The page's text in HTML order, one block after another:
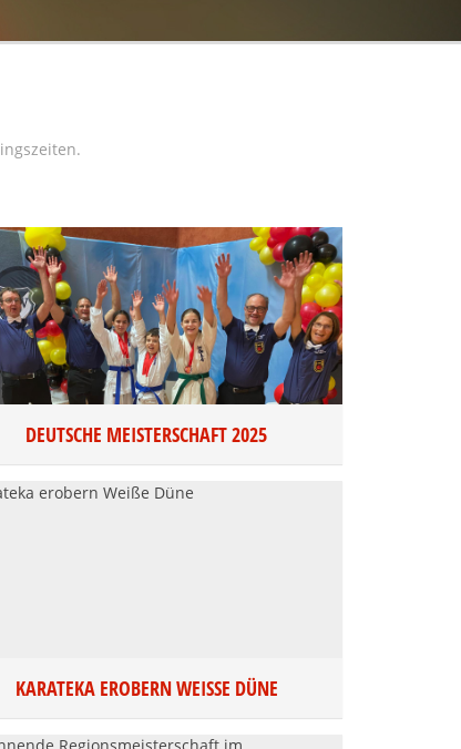
DEUTSCHE MEISTERSCHAFT 2025
KARATEKA EROBERN WEISSE DÜNE